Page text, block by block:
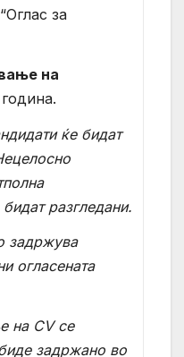
за
на
ќе бидат
разгледани.
задржува
огласената
на CVсе
задржано во